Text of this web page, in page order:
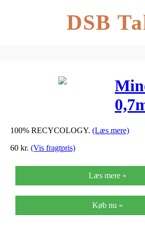
DSB
100% RECYCOLOGY. (Læs mere)
60 kr. (Vis fragtpris)
Læs mere »
Køb nu »